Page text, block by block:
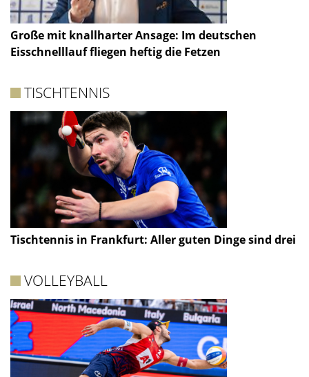
Große mit knallharter Ansage: Im deutschen
Eisschnelllauf fliegen heftig die Fetzen
TISCHTENNIS
Tischtennis in Frankfurt: Aller guten Dinge sind drei
VOLLEYBALL